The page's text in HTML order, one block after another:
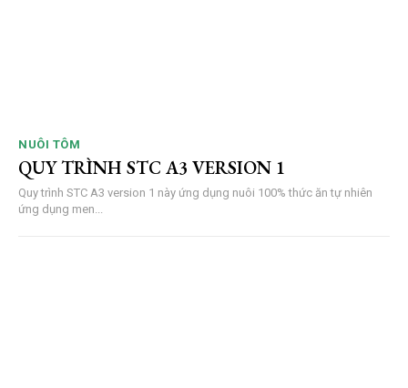
NUÔI TÔM
QUY TRÌNH STC A3 VERSION 1
Quy trình STC A3 version 1 này ứng dụng nuôi 100% thức ăn tự nhiên
ứng dụng men...